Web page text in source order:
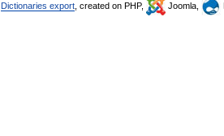
Dictionaries export , created on PHP, Joomla,